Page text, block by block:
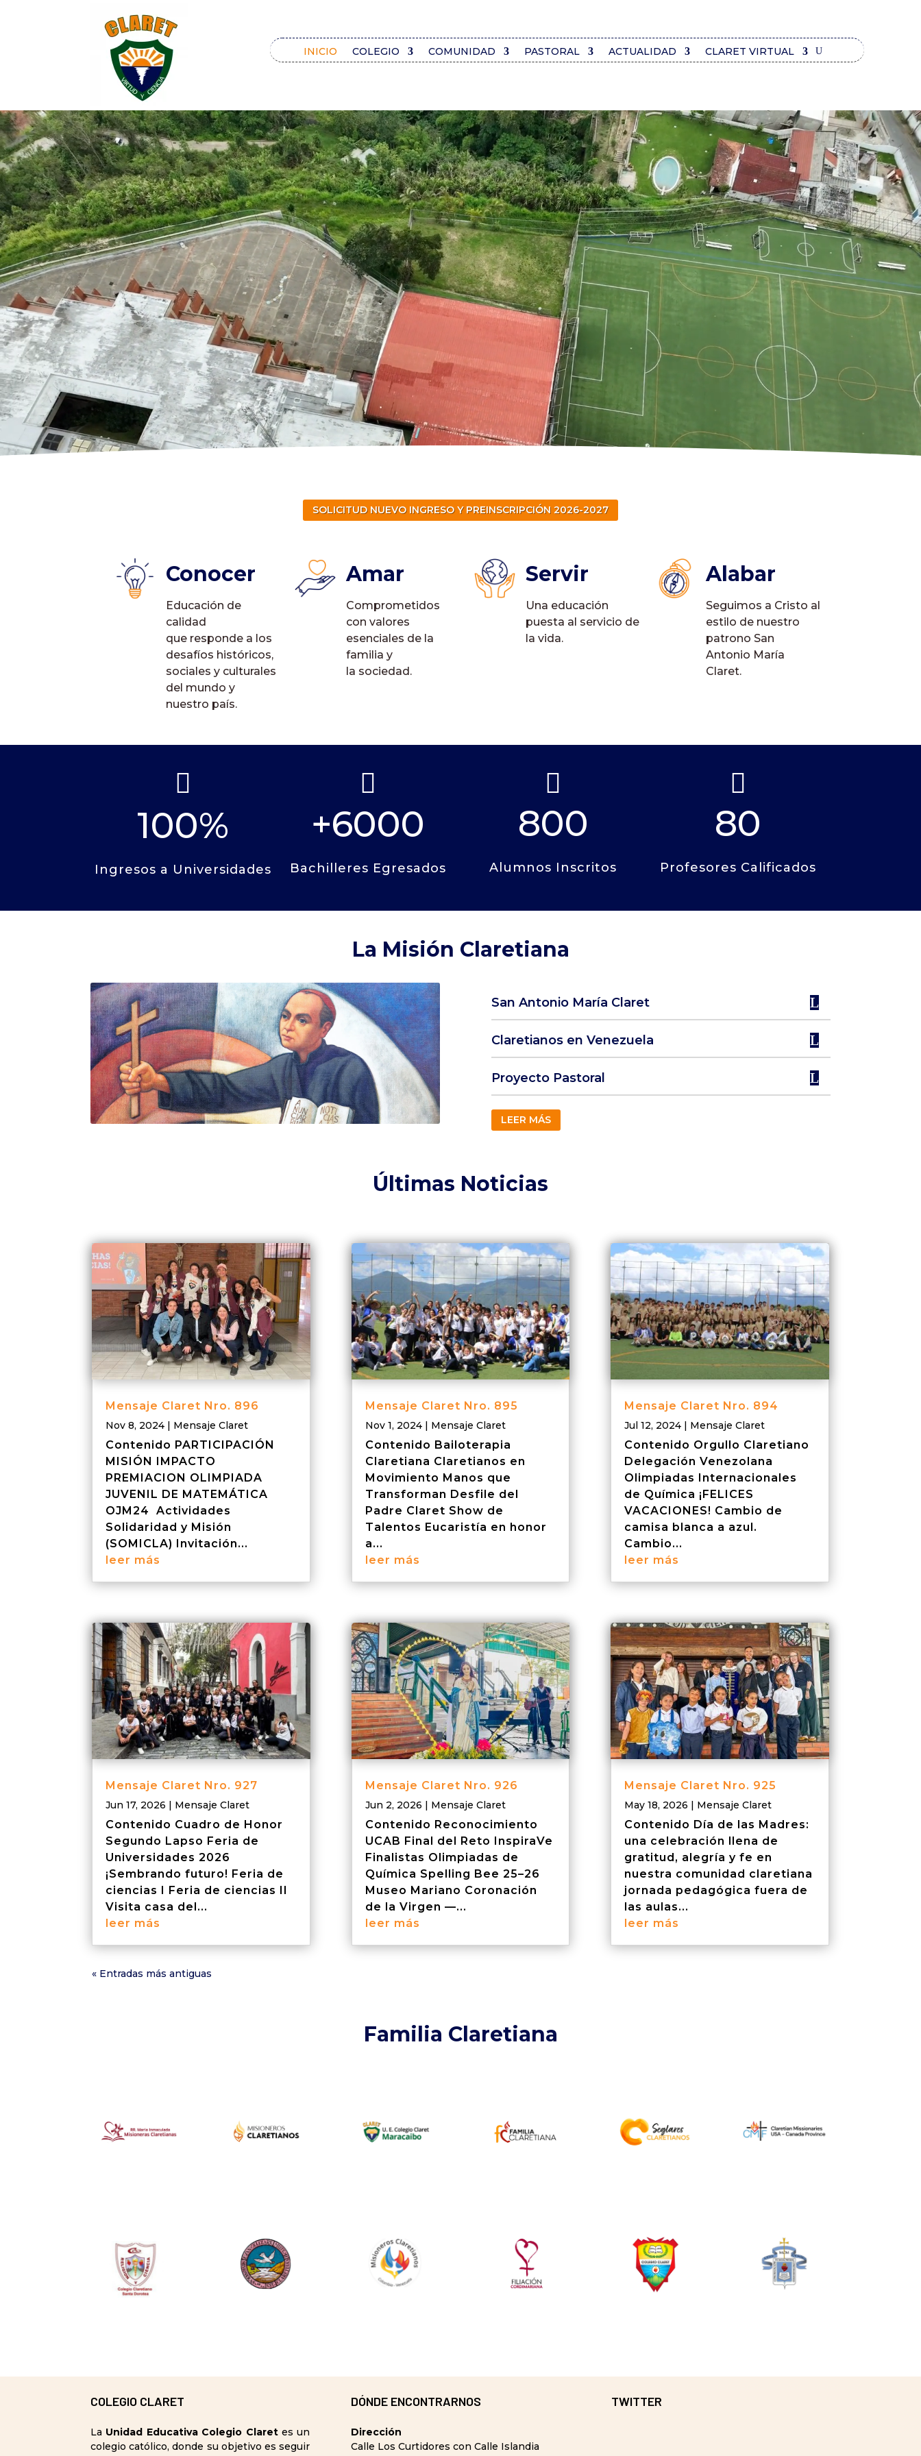
INICIO COLEGIO COMUNIDAD PASTORAL ACTUALIDAD CLARET VIRTUAL
Reproductor
de
vídeo
SOLICITUD NUEVO INGRESO Y PREINSCRIPCIÓN 2026-2027
Conocer
Educación de
calidad
que responde a los
desafíos históricos,
sociales y culturales
del mundo y
nuestro país.
Amar
Comprometidos
con valores
esenciales de la
familia y
la sociedad.
Servir
Una educación
puesta al servicio de
la vida.
Alabar
Seguimos a Cristo al
estilo de nuestro
patrono San
Antonio María
Claret.

100%
Ingresos a Universidades

+6000
Bachilleres Egresados

800
Alumnos Inscritos

80
Profesores Calificados
La Misión Claretiana
San Antonio María Claret
Claretianos en Venezuela
Proyecto Pastoral
LEER MÁS
Últimas Noticias
Mensaje Claret Nro. 896
Nov 8, 2024 | Mensaje Claret
Contenido PARTICIPACIÓN
MISIÓN IMPACTO
PREMIACION OLIMPIADA
JUVENIL DE MATEMÁTICA
OJM24 Actividades
Solidaridad y Misión
(SOMICLA) Invitación...
leer más
Mensaje Claret Nro. 927
Jun 17, 2026 Mensaje Claret
Contenido Cuadro de Honor
Segundo Lapso Feria de
Universidades 2026
¡Sembrando futuro! Feria de
ciencias I Feria de ciencias II
Visita casa del...
leer más
Mensaje Claret Nro. 895
Nov 1, 2024| Mensaje Claret
Contenido Bailoterapia
Claretiana Claretianos en
Movimiento Manos que
Transforman Desfile del
Padre Claret Show de
Talentos Eucaristía en honor
a...
leer más
Mensaje Claret Nro. 926
Jun 2, 2026 Mensaje Claret
Contenido Reconocimiento
UCAB Final del Reto InspiraVe
Finalistas Olimpiadas de
Química Spelling Bee 25–26
Museo Mariano Coronación
de la Virgen —...
leer más
Mensaje Claret Nro. 894
Jul 12, 2024| Mensaje Claret
Contenido Orgullo Claretiano
Delegación Venezolana
Olimpiadas Internacionales
de Química ¡FELICES
VACACIONES! Cambio de
camisa blanca a azul.
Cambio...
leer más
Mensaje Claret Nro. 925
May 18, 2026 Mensaje Claret
Contenido Día de las Madres:
una celebración llena de
gratitud, alegría y fe en
nuestra comunidad claretiana
jornada pedagógica fuera de
las aulas...
leer más
« Entradas más antiguas
Familia Claretiana
COLEGIO CLARET
La Unidad Educativa Colegio Claretes un
colegio católico, donde su objetivo es seguir
DÓNDE ENCONTRARNOS
Dirección
Calle Los Curtidores con Calle Islandia
TWITTER